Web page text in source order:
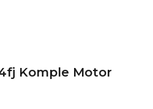
Komple Motor